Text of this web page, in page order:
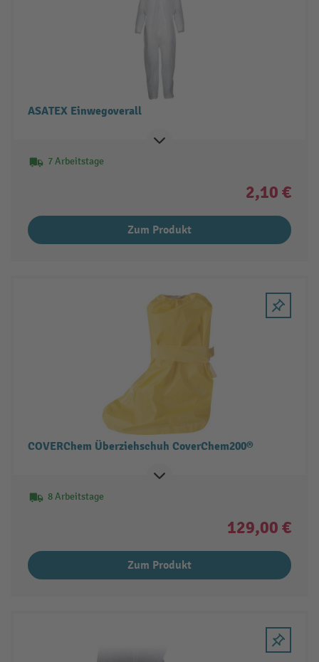
ASATEX Einwegoverall
7 Arbeitstage
2,10 €
Zum Produkt
COVERChem Überziehschuh CoverChem200®
8 Arbeitstage
129,00 €
Zum Produkt